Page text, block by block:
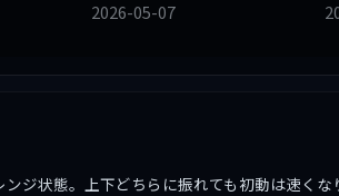
2026-05-07
ジ状態。上下どちらに振れても初動は速くな